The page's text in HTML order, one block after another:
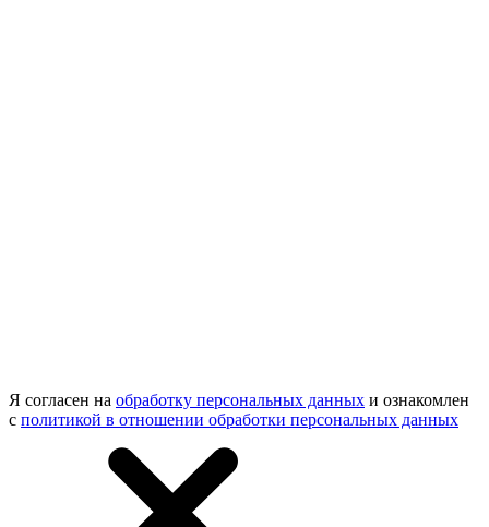
Я согласен на обработку персональных данных и ознакомлен
с политикой в отношении обработки персональных данных